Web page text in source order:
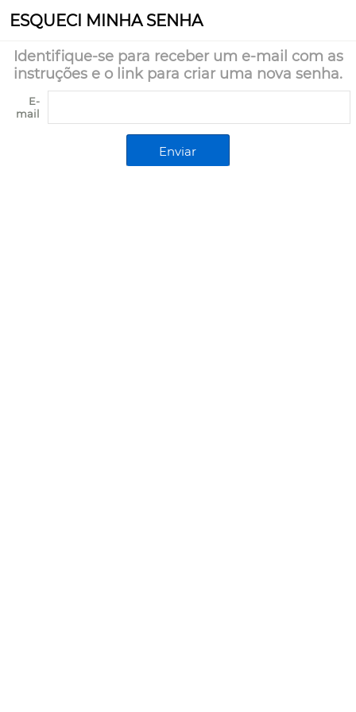
ESQUECI MINHA SENHA
Identifique-se para receber um e-mail com as
instruções e o link para criar uma nova senha.
E-
mail
Enviar